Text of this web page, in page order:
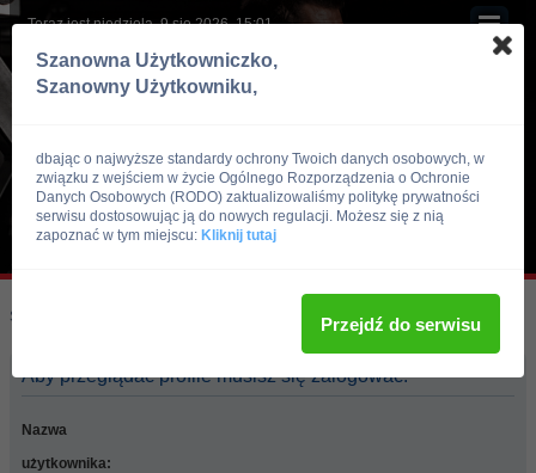
Teraz jest niedziela, 9 sie 2026, 15:01
Skocz do:
Aby przeglądać profile musisz się zalogować.
Nazwa
użytkownika:
Szanowna Użytkowniczko,
Szanowny Użytkowniku,
dbając o najwyższe standardy ochrony Twoich danych osobowych, w
związku z wejściem w życie Ogólnego Rozporządzenia o Ochronie
Danych Osobowych (RODO) zaktualizowaliśmy politykę prywatności
serwisu dostosowując ją do nowych regulacji. Możesz się z nią
zapoznać w tym miejscu: Kliknij tutaj
Przejdź do serwisu